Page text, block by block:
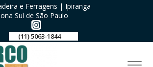
e Ferragens | Ipiranga
Sul de São Paulo
(11) 5063-1844